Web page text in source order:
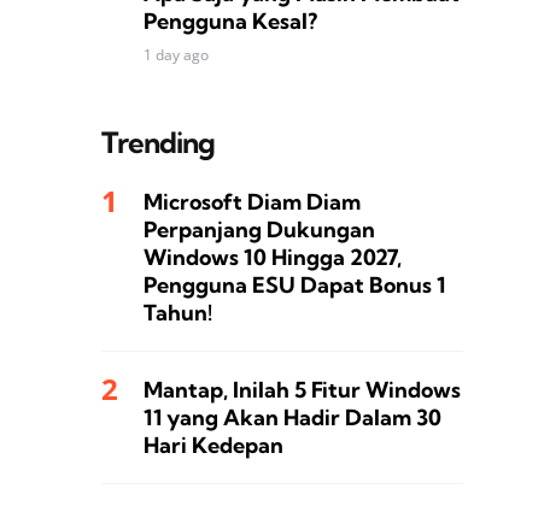
Pengguna Kesal?
1 day ago
Trending
Microsoft Diam Diam
Perpanjang Dukungan
Windows 10 Hingga 2027,
Pengguna ESU Dapat Bonus 1
Tahun!
Mantap, Inilah 5 Fitur Windows
11 yang Akan Hadir Dalam 30
Hari Kedepan